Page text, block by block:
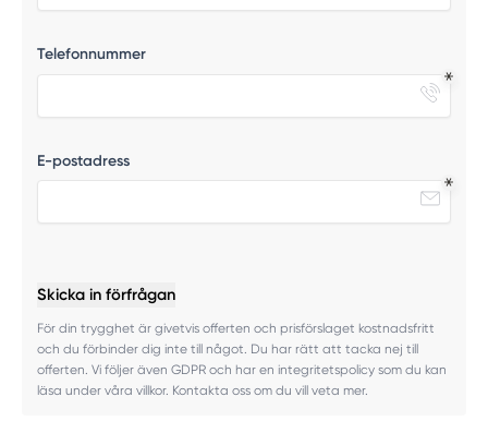
Telefonnummer
E-postadress
Skicka in förfrågan
För din trygghet är givetvis offerten och prisförslaget kostnadsfritt
och du förbinder dig inte till något. Du har rätt att tacka nej till
offerten. Vi följer även GDPR och har en integritetspolicy som du kan
läsa under våra villkor. Kontakta oss om du vill veta mer.